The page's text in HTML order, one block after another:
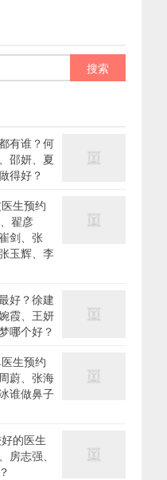
有谁？何
邵妍、夏
得好？
生预约
翟彦
剑、张
玉辉、李
好？徐建
霞、王妍
哪个好？
生预约
蔚、张海
谁做鼻子
的医生
房志强、